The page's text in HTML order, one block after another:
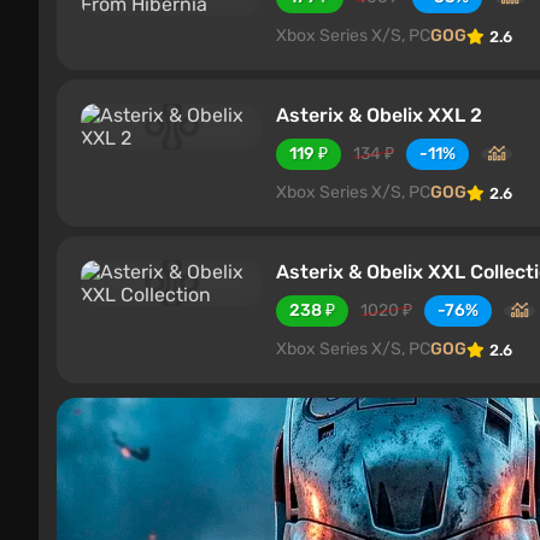
Xbox Series X/S, PCGOG 2.6
Asterix & Obelix XXL 2
119 ₽ 134 ₽
-11%
Xbox Series X/S, PCGOG 2.6
Asterix & Obelix XXL
238 ₽ 1020 ₽
-76%
Xbox Series X/S, PCGOG 2.6